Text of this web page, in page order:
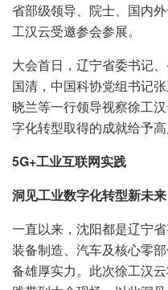
省部级领导、院士、国内
工汉云受邀参会参展。
大会首日，辽宁省委书记
国清，中国科协党组书记
晓兰等一行领导视察徐工
字化转型取得的成就给予高
5G+工业互联网实践
洞见工业数字化转型新未来
一直以来，沈阳都是辽宁
装备制造、汽车及核心零
备雄厚实力。此次徐工汉